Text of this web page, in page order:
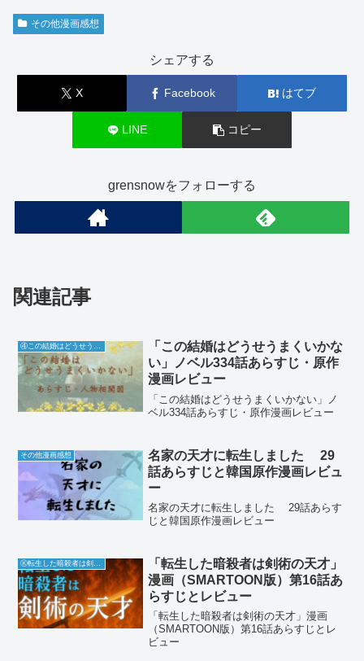
その他漫画感想
シェアする
X Facebook はてブ
LINE コピー
grensnowをフォローする
関連記事
④この結婚はどうせうまくいかない
「この結婚はどうせうまくいかな
い」ノベル334話あらすじ・原作
漫画レビュー
「この結婚はどうせうまくいかない」ノ
ベル334話あらすじ・原作漫画レビュー
その他漫画感想
名家の天才に転生しました 29
話あらすじと韓国原作漫画レビュ
ー
名家の天才に転生しました 29話あらす
じと韓国原作漫画レビュー
Ⓚ転生した暗殺者は剣術の天才
「転生した暗殺者は剣術の天才」
漫画（SMARTOON版）第16話あ
らすじとレビュー
「転生した暗殺者は剣術の天才」漫画
（SMARTOON版）第16話あらすじとレ
ビュー